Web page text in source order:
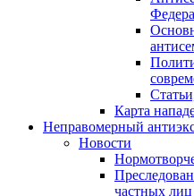
Карта
Неправомерный
Новости
частных лиц